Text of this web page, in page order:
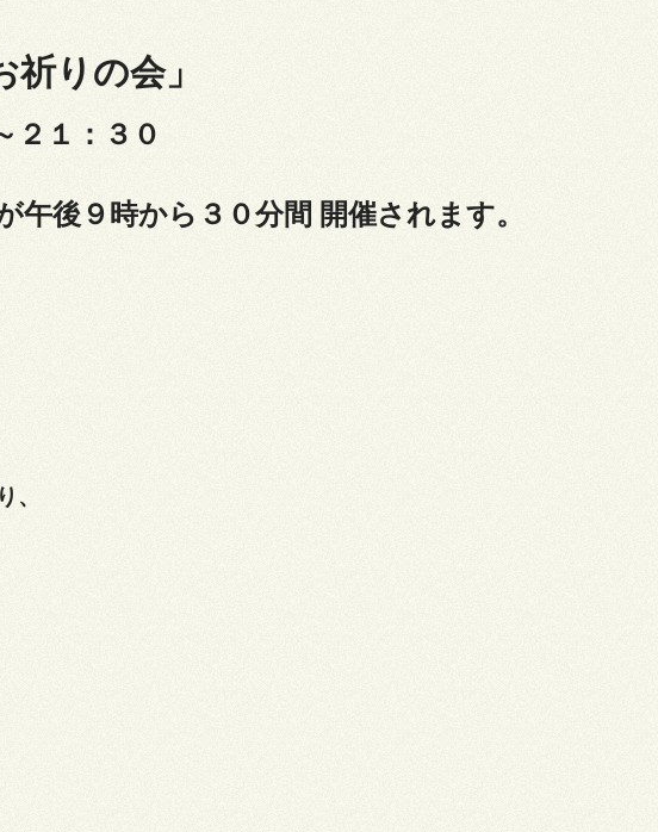
りの会」
２１：３０
午後９時から３０分間 開催されます。
、